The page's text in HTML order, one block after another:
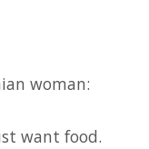
woman:
want food.